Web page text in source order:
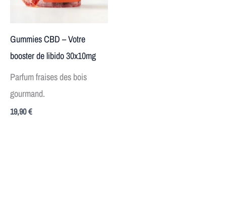
Gummies CBD – Votre
booster de libido 30x10mg
Parfum fraises des bois
gourmand.
19,90€